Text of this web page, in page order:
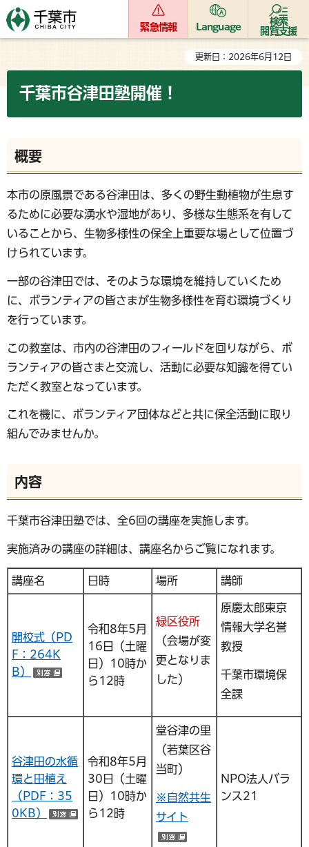
緊急情報 Language
検索
閲覧支援
更新日：2026年6月12日
千葉市谷津田塾開催！
概要
本市の原風景である谷津田は、多くの野生動植物が生息す
るために必要な湧水や湿地があり、多様な生態系を有して
いることから、生物多様性の保全上重要な場として位置づ
けられています。
一部の谷津田では、そのような環境を維持していくため
に、ボランティアの皆さまが生物多様性を育む環境づくり
を行っています。
この教室は、市内の谷津田のフィールドを回りながら、ボ
ランティアの皆さまと交流し、活動に必要な知識を得てい
ただく教室となっています。
これを機に、ボランティア団体などと共に保全活動に取り
組んでみませんか。
内容
千葉市谷津田塾では、全6回の講座を実施します。
実施済みの講座の詳細は、講座名からご覧になれます。
講座名 日時 場所 講師
開校式（PD
F：264K
B）
（別ウインドウで開く）
令和8年5月
16日（土曜
日）10時か
ら12時
緑区役所
（会場が変
更となりま
した）
原慶太郎東京
情報大学名誉
教授
千葉市環境保
全課
谷津田の水循
環と田植え
（PDF：35
0KB）
（別ウインドウで開く）
令和8年5月
30日（土曜
日）10時か
ら12時
堂谷津の里
（若葉区谷
当町）
※自然共生
サイト
NPO法人バラ
ンス21